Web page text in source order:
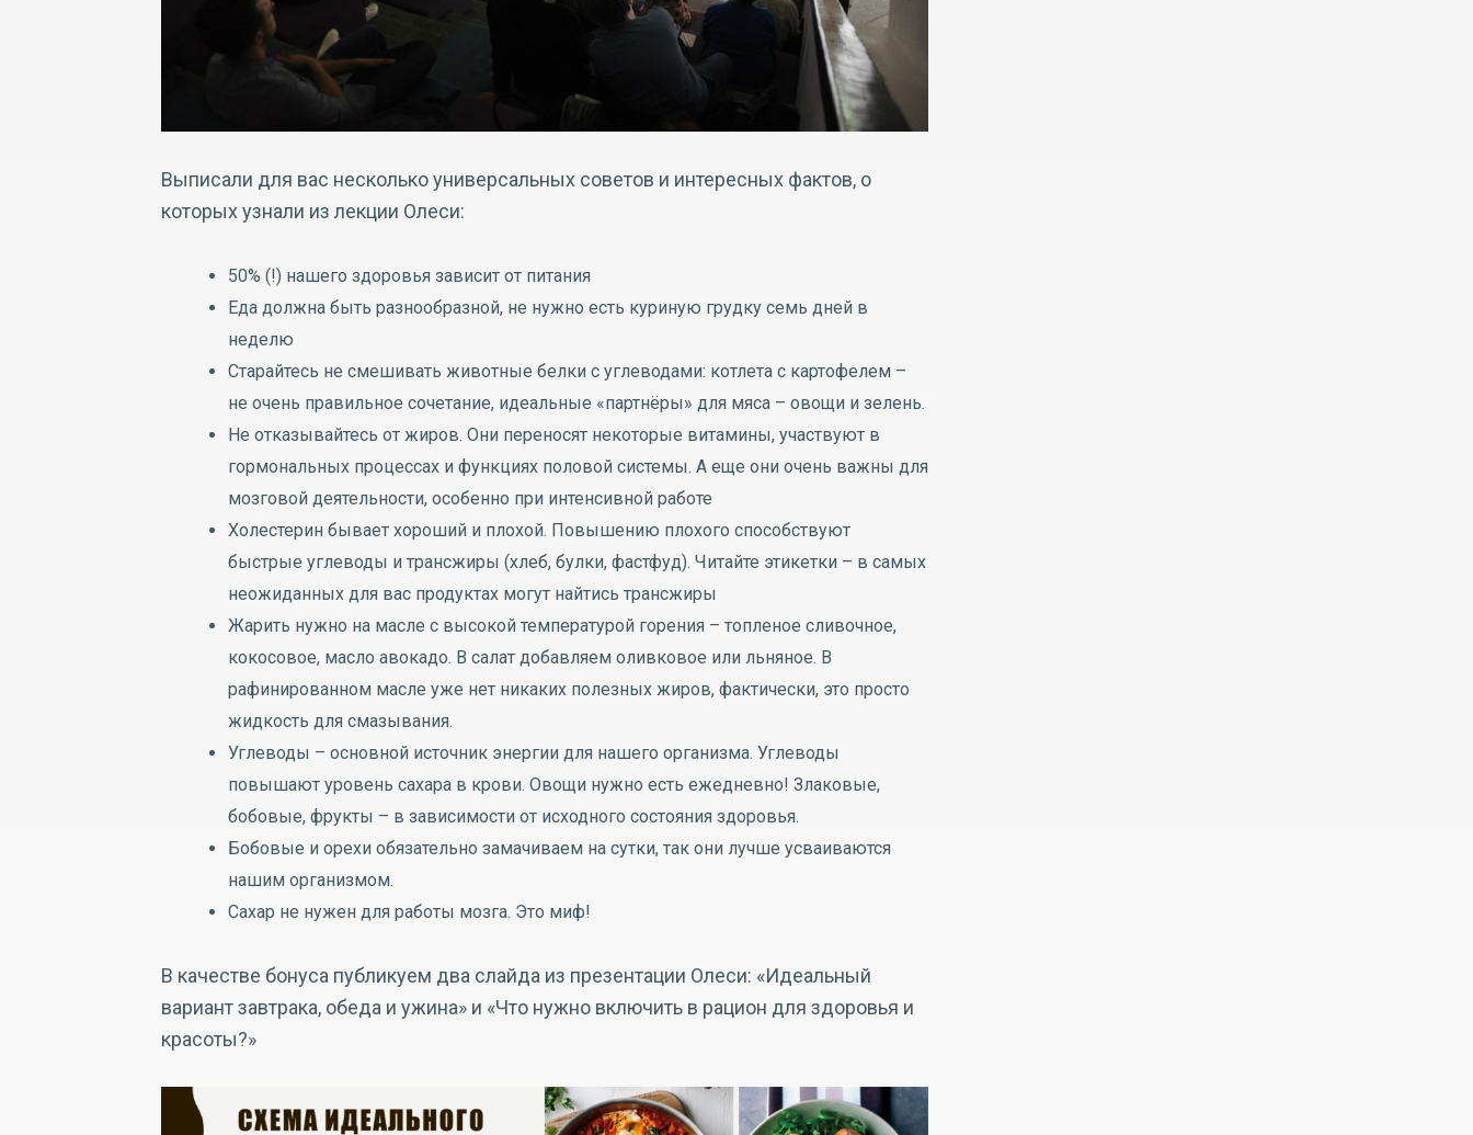
Выписали для вас несколько универсальных советов и интересных фактов, о
которых узнали из лекции Олеси:
50% (!) нашего здоровья зависит от питания
Еда должна быть разнообразной, не нужно есть куриную грудку семь дней в
неделю
Старайтесь не смешивать животные белки с углеводами: котлета с картофелем –
не очень правильное сочетание, идеальные «партнёры» для мяса – овощи и зелень.
Не отказывайтесь от жиров. Они переносят некоторые витамины, участвуют в
гормональных процессах и функциях половой системы. А еще они очень важны для
мозговой деятельности, особенно при интенсивной работе
Холестерин бывает хороший и плохой. Повышению плохого способствуют
быстрые углеводы и трансжиры (хлеб, булки, фастфуд). Читайте этикетки – в самых
неожиданных для вас продуктах могут найтись трансжиры
Жарить нужно на масле с высокой температурой горения – топленое сливочное,
кокосовое, масло авокадо. В салат добавляем оливковое или льняное. В
рафинированном масле уже нет никаких полезных жиров, фактически, это просто
жидкость для смазывания.
Углеводы – основной источник энергии для нашего организма. Углеводы
повышают уровень сахара в крови. Овощи нужно есть ежедневно! Злаковые,
бобовые, фрукты – в зависимости от исходного состояния здоровья.
Бобовые и орехи обязательно замачиваем на сутки, так они лучше усваиваются
нашим организмом.
Сахар не нужен для работы мозга. Это миф!
В качестве бонуса публикуем два слайда из презентации Олеси: «Идеальный
вариант завтрака, обеда и ужина» и «Что нужно включить в рацион для здоровья и
красоты?»